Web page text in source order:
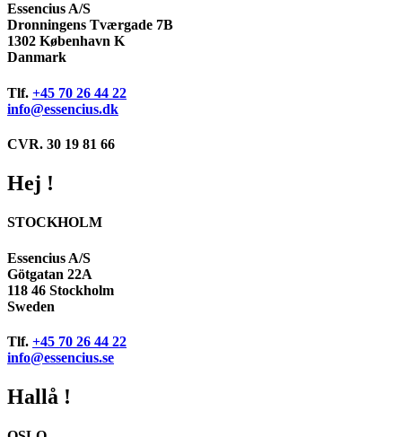
Essencius A/S
Dronningens Tværgade 7B
1302 København K
Danmark
Tlf. +45 70 26 44 22
info@essencius.dk
CVR. 30 19 81 66
Hej !
STOCKHOLM
Essencius A/S
Götgatan 22A
118 46 Stockholm
Sweden
Tlf. +45 70 26 44 22
info@essencius.se
Hallå !